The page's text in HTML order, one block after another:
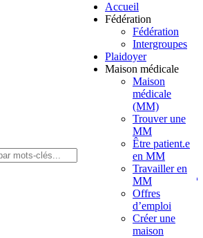
Accueil
Fédération
Fédération
Intergroupes
Plaidoyer
Maison médicale
Maison
médicale
(MM)
Trouver une
MM
Être patient.e
en MM
Travailler en
MM
Offres
d’emploi
Créer une
maison